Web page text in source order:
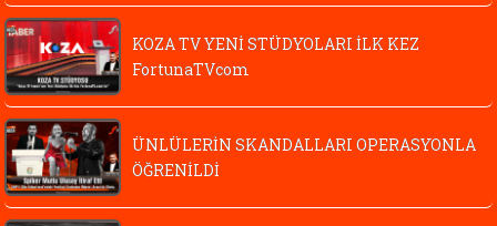
KOZA TV YENİ STÜDYOLARI İLK KEZ
FortunaTVcom
ÜNLÜLERİN SKANDALLARI OPERASYONLA
ÖĞRENİLDİ